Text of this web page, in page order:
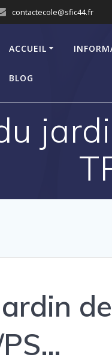
contactecole@sfic44.fr
ACCUEIL
BLOG